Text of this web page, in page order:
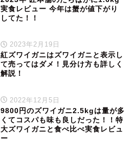
実食レビュー 今年は蟹が値下がり
してた！！
2023年2月19日
紅ズワイガニはズワイガニと表示し
て売ってはダメ！見分け方も詳しく
解説！
2022年12月5日
9800円のズワイガニ2.5kgは量が多
くてコスパも味も良しだった！！特
大ズワイガニと食べ比べ実食レビュ
ー